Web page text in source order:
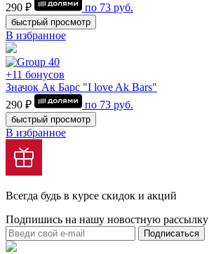
290 ₽
по 73 руб.
быстрый просмотр
В избранное
+11 бонусов
Значок Ак Барс "I love Ak Bars"
290 ₽
по 73 руб.
быстрый просмотр
В избранное
Всегда будь в курсе скидок и акций
Подпишись на нашу новостную рассылку
Подписаться